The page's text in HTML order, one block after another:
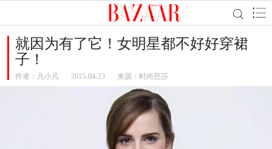
就因为有了它！女明星都不好好穿裙
子！
作者： 凡小凡 2015-04-23 来源：时尚芭莎